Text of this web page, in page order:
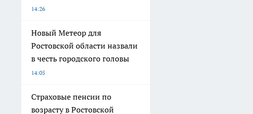
14:26
Новый Метеор для
Ростовской области назвали
в честь городского головы
14:05
Страховые пенсии по
возрасту в Ростовской